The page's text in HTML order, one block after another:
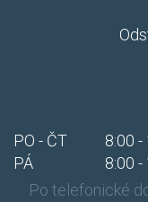
PO - ČT 8:00 -
PÁ
8:00 -
Po telefonické